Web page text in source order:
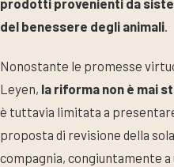
prodotti provenienti da
del benessere degli animali.
Nonostante le promesse
Leyen, la riforma non è mai
è tuttavia limitata a
proposta di revisione della
compagnia, congiuntamente